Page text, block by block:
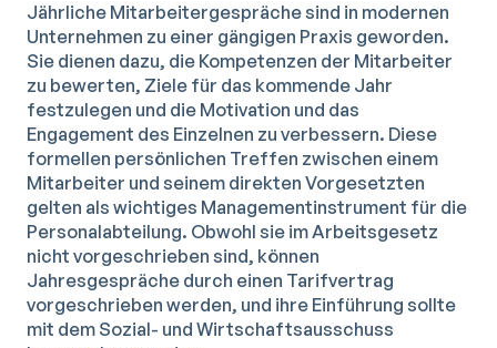
Jährliche Mitarbeitergespräche sind in modernen
Unternehmen zu einer gängigen Praxis geworden.
Sie dienen dazu, die Kompetenzen der Mitarbeiter
zu bewerten, Ziele für das kommende Jahr
festzulegen und die Motivation und das
Engagement des Einzelnen zu verbessern. Diese
formellen persönlichen Treffen zwischen einem
Mitarbeiter und seinem direkten Vorgesetzten
gelten als wichtiges Managementinstrument für die
Personalabteilung. Obwohl sie im Arbeitsgesetz
nicht vorgeschrieben sind, können
Jahresgespräche durch einen Tarifvertrag
vorgeschrieben werden, und ihre Einführung sollte
mit dem Sozial- und Wirtschaftsausschuss